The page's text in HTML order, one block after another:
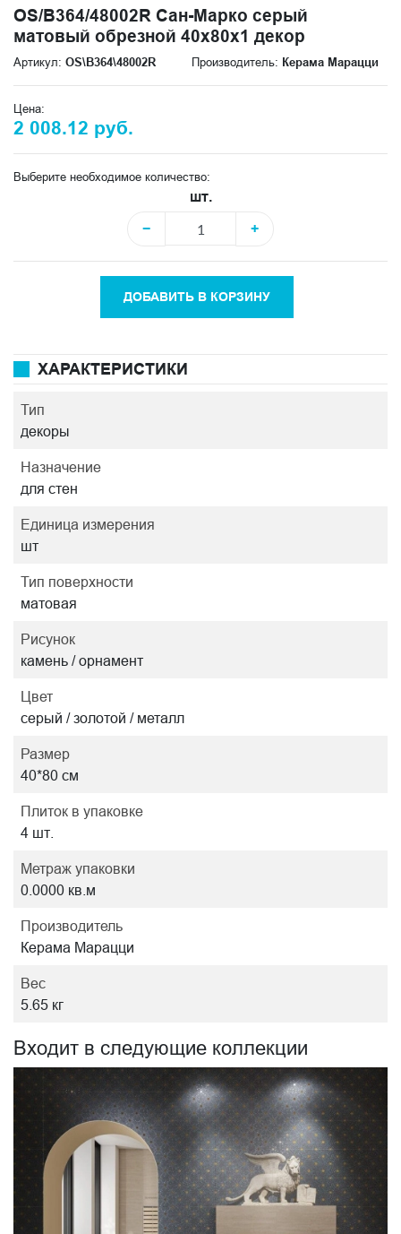
OS/B364/48002R Сан-Марко серый
матовый обрезной 40x80x1 декор
Артикул: OS\B364\48002R Производитель: Керама Марацци
Цена:
2 008.12 руб.
Выберите необходимое количество:
шт.
−
+
ДОБАВИТЬ В КОРЗИНУ
ХАРАКТЕРИСТИКИ
Тип
декоры
Назначение
для стен
Единица измерения
шт
Тип поверхности
матовая
Рисунок
камень / орнамент
Цвет
серый / золотой / металл
Размер
40*80 см
Плиток в упаковке
4 шт.
Метраж упаковки
0.0000 кв.м
Производитель
Керама Марацци
Вес
5.65 кг
Входит в следующие коллекции